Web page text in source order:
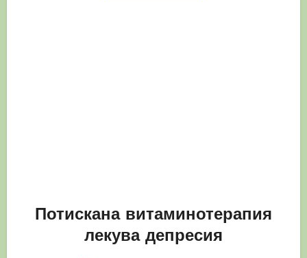
Потискана витаминотерапия
лекува депресия